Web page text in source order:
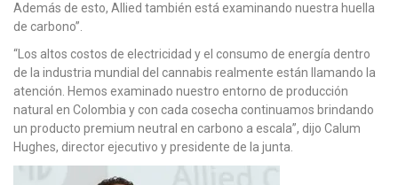
Además de esto, Allied también está examinando nuestra huella
de carbono”.
“Los altos costos de electricidad y el consumo de energía dentro
de la industria mundial del cannabis realmente están llamando la
atención. Hemos examinado nuestro entorno de producción
natural en Colombia y con cada cosecha continuamos brindando
un producto premium neutral en carbono a escala”, dijo Calum
Hughes, director ejecutivo y presidente de la junta.